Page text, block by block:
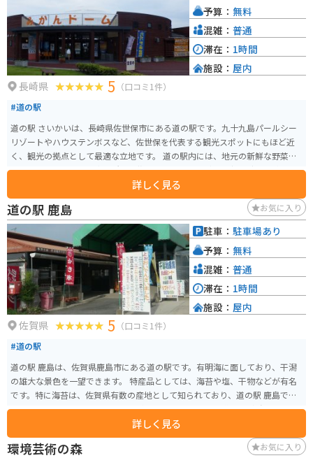
長崎県 5 （口コミ1件）
#道の駅
道の駅 さいかいは、長崎県佐世保市にある道の駅です。九十九島パールシー
リゾートやハウステンボスなど、佐世保を代表する観光スポットにもほど近
く、観光の拠点として最適な立地です。 道の駅内には、地元の新鮮な野菜や
果物を販売する農産物直売所や、佐世保バーガーなどのご当地グルメが味わ
える飲食店があります。また、佐世保のお土産も充実しており、ショッピン
グを楽しむこともできます。 バイクで訪れる場合、道の駅には広い駐車場が
完備されているので安心です。周辺には、九十九島や平戸大橋など、風光明媚
な海岸線を走るシーサイドツーリングを楽しめるルートもたくさんありま
す。 佐世保は、海の幸が豊富な地域としても知られています。道の駅 さいか
いでも、新鮮な魚介類を使った料理が楽しめます。また、佐世保バーガーや
レモンステーキなど、佐世保ならではの名物グルメも堪能してみてくださ
い。
詳しく見る
予算： 無料
混雑： 普通
滞在： 1時間
施設： 屋内
道の駅 鹿島 お気に入り
佐賀県 5 （口コミ1件）
#道の駅
道の駅 鹿島は、佐賀県鹿島市にある道の駅です。有明海に面しており、干潟
の雄大な景色を一望できます。 特産品としては、海苔や塩、干物などが有名
です。特に海苔は、佐賀県有数の産地として知られており、道の駅 鹿島でも
販売されています。お土産にいかがでしょうか。 また、道の駅 鹿島には、レ
ストランや物産館、情報コーナーなどが併設されており、休憩や食事、観光
情報収集に最適です。バイクで訪れる場合、駐車場も広々としているので安
心です。 周辺には、祐徳稲荷神社や肥前浜宿など、観光スポットも点在して
詳しく見る
駐車： 駐車場あり
予算： 無料
混雑： 普通
滞在： 1時間
施設： 屋内
環境芸術の森 お気に入り